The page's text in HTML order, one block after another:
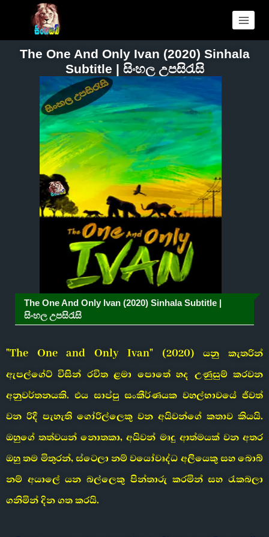
The One And Only Ivan (2020) Sinhala
Subtitle | සිංහල උපසිරැසි
The One And Only Ivan (2020) Sinhala Subtitle |
සිංහල උපසිරැසි
"The One and Only Ivan" (2020) යනු කැතරින්
ඇපල්ගේට් විසින් රචිත ළමා පොතේ හද උණුසුම් කරවන
අනුවර්තනයකි. එය සාප්පු සංකීර්ණයක වහල්භාවයේ ජීවත්
වන රිදී පැහැති ගෝරිල්ලෙකු වන අයිවන්ගේ කතාව කියයි.
ඔහුගේ තත්වයන් නොතකා, අයිවන් මෘදු ආත්මයක් වන අතර
ඔහු තම මිතුරන්, ස්ටෙලා නම් වයෝවෘද්ධ අලියෙකු සහ බොබ්
නම් අයාලේ යන බල්ලෙකු පින්තාරු කරමින් සහ රැකබලා
ගනිමින් දින ගත කරයි.